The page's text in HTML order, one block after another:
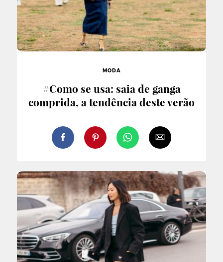
MODA
#Como se usa: saia de ganga
comprida, a tendência deste verão